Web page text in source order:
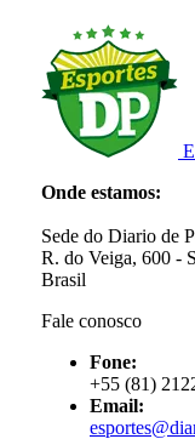
Onde estamos:
Sede do Diario de
R. do Veiga, 600 -
Brasil
Fale conosco
Fone:
+55 (81)
Email: